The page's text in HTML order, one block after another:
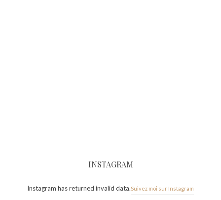
INSTAGRAM
Instagram has returned invalid data.Suivez moi sur Instagram